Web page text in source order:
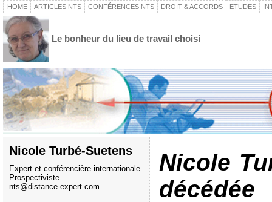
HOME ARTICLES NTS CONFÉRENCES NTS DROIT & ACCORDS ETUDES
Le bonheur du lieu de travail choisi
Nicole Turbé-Suetens
Expert et conférencière internationale
Prospectiviste
nts@distance-expert.com
Nicole